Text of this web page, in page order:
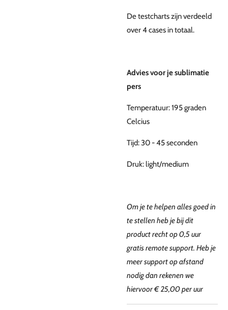
De testcharts zijn verdeeld
over 4 cases in totaal.
Advies voor je sublimatie
pers
Temperatuur: 195 graden
Celcius
Tijd: 30 - 45 seconden
Druk: light/medium
Om je te helpen alles goed in
te stellen heb je bij dit
product recht op 0,5 uur
gratis remote support. Heb je
meer support op afstand
nodig dan rekenen we
hiervoor € 25,00 per uur